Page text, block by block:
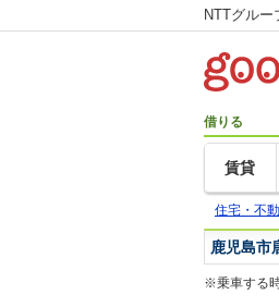
NTTグル
借りる
賃貸
住宅・不
鹿児島市
※乗車する